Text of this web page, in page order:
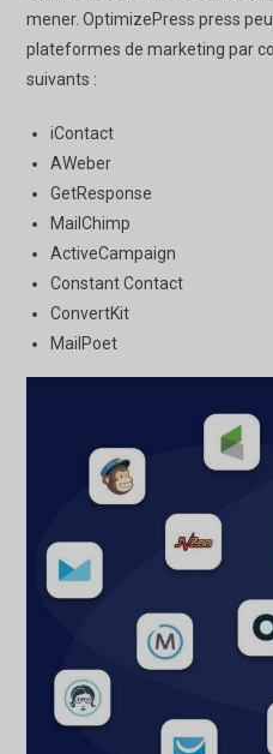
mener. OptimizePress press
plateformes de marketing par
suivants :
iContact
AWeber
GetResponse
MailChimp
ActiveCampaign
Constant Contact
ConvertKit
MailPoet